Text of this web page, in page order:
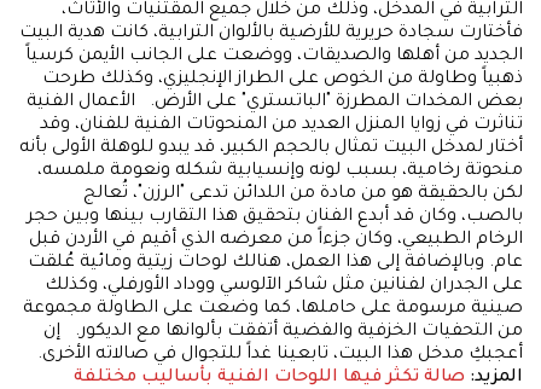
الترابية في المدخل، وذلك من خلال جميع المقتنيات والأثاث،
فأختارت سجادة حريرية للأرضية بالألوان الترابية، كانت هدية البيت
الجديد من أهلها والصديقات، ووضعت على الجانب الأيمن كرسياً
ذهبياً وطاولة من الخوص على الطراز الإنجليزي، وكذلك طرحت
بعض المخدات المطرزة "الباتستري" على الأرض. الأعمال الفنية
تناثرت في زوايا المنزل العديد من المنحوتات الفنية للفنان، وقد
أختار لمدخل البيت تمثال بالحجم الكبير، قد يبدو للوهلة الأولى بأنه
منحوتة رخامية، بسبب لونه وإنسيابية شكله ونعومة ملمسه،
لكن بالحقيقة هو من مادة من اللدائن تدعى "الرزن"، تُعالج
بالصب، وكان قد أبدع الفنان بتحقيق هذا التقارب بينها وبين حجر
الرخام الطبيعي، وكان جزءاً من معرضه الذي أقيم في الأردن قبل
عام. وبالإضافة إلى هذا العمل، هنالك لوحات زيتية ومائية عُلقت
على الجدران لفنانين مثل شاكر الآلوسي ووداد الأورفلي، وكذلك
صينية مرسومة على حاملها، كما وضعت على الطاولة مجموعة
من التحفيات الخزفية والفضية أتفقت بألوانها مع الديكور. إن
أعجبكِ مدخل هذا البيت، تابعينا غداً للتجوال في صالاته الأخرى.
المزيد: صالة تكثر فيها اللوحات الفنية بأساليب مختلفة